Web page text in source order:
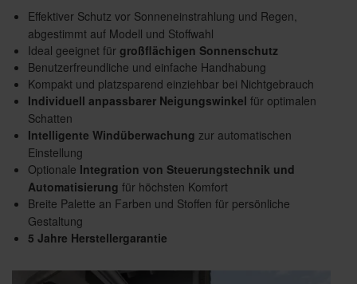
Effektiver Schutz vor Sonneneinstrahlung und Regen,
abgestimmt auf Modell und Stoffwahl
Ideal geeignet für großflächigen Sonnenschutz
Benutzerfreundliche und einfache Handhabung
Kompakt und platzsparend einziehbar bei Nichtgebrauch
Individuell anpassbarer Neigungswinkel für optimalen
Schatten
Intelligente Windüberwachung zur automatischen
Einstellung
Optionale Integration von Steuerungstechnik und
Automatisierung für höchsten Komfort
Breite Palette an Farben und Stoffen für persönliche
Gestaltung
5 Jahre Herstellergarantie